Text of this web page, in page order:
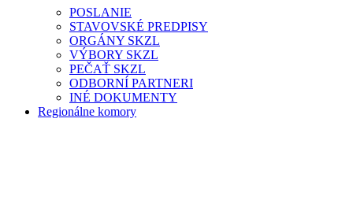
POSLANIE
STAVOVSKÉ PREDPISY
ORGÁNY SKZL
VÝBORY SKZL
PEČAŤ SKZL
ODBORNÍ PARTNERI
INÉ DOKUMENTY
Regionálne komory